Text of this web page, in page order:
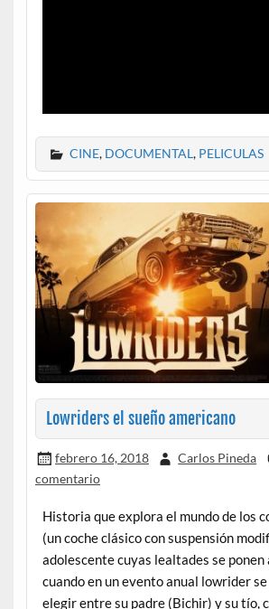
CINE, DOCUMENTAL, PELICULAS
Lowriders el sueño americano
febrero 16, 2018 Carlos Pineda
comentario
Historia que explora el mundo de los
(un coche clásico con suspensión
adolescente cuyas lealtades se ponen
cuando en un evento anual lowrider
elegir entre su padre (Bichir) y su tío,